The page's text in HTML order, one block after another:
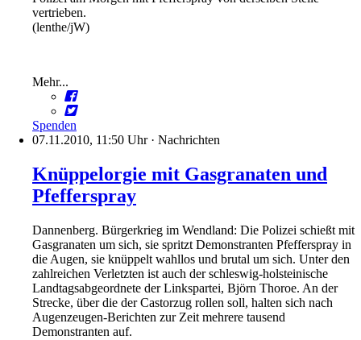
vertrieben.
(lenthe/jW)
Mehr...
Spenden
07.11.2010, 11:50 Uhr· Nachrichten
Knüppelorgie mit Gasgranaten und
Pfefferspray
Dannenberg. Bürgerkrieg im Wendland: Die Polizei schießt mit
Gasgranaten um sich, sie spritzt Demonstranten Pfefferspray in
die Augen, sie knüppelt wahllos und brutal um sich. Unter den
zahlreichen Verletzten ist auch der schleswig-holsteinische
Landtagsabgeordnete der Linkspartei, Björn Thoroe. An der
Strecke, über die der Castorzug rollen soll, halten sich nach
Augenzeugen-Berichten zur Zeit mehrere tausend
Demonstranten auf.